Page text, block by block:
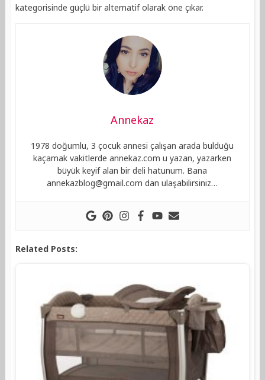
kategorisinde güçlü bir alternatif olarak öne çıkar.
Annekaz
1978 doğumlu, 3 çocuk annesi çalışan arada bulduğu
kaçamak vakitlerde annekaz.com u yazan, yazarken
büyük keyif alan bir deli hatunum. Bana
annekazblog@gmail.com dan ulaşabilirsiniz…
Related Posts: